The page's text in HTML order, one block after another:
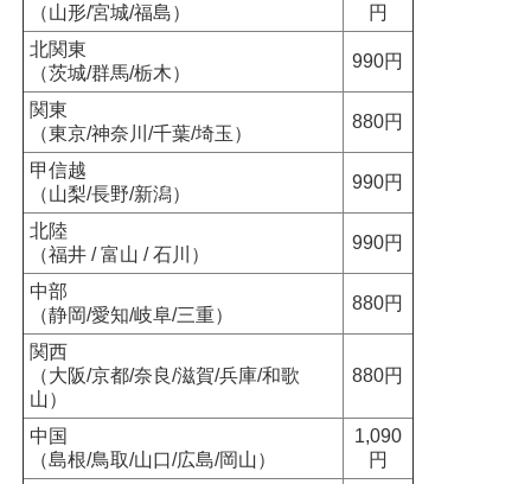
（山形/宮城/福島）
円
北関東
（茨城/群馬/栃木）
990円
関東
（東京/神奈川/千葉/埼玉）
880円
甲信越
（山梨/長野/新潟）
990円
北陸
（福井 / 富山 / 石川）
990円
中部
（静岡/愛知/岐阜/三重）
880円
関西
（大阪/京都/奈良/滋賀/兵庫/和歌
山）
880円
中国
（島根/鳥取/山口/広島/岡山）
1,090
円